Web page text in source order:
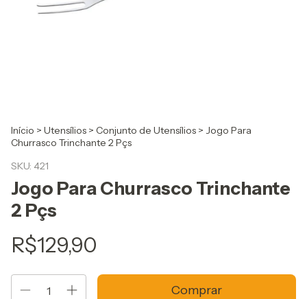
Início > Utensílios > Conjunto de Utensílios > Jogo Para
Churrasco Trinchante 2 Pçs
SKU: 421
Jogo Para Churrasco Trinchante
2 Pçs
R$129,90